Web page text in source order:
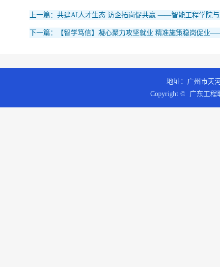
上一篇：共建AI人才生态 访企拓岗促共赢 ——智能工程学院
下一篇：【智学笃信】凝心聚力攻坚就业 精准施策稳岗促业
地址：广州市天
Copyright © 广东工程